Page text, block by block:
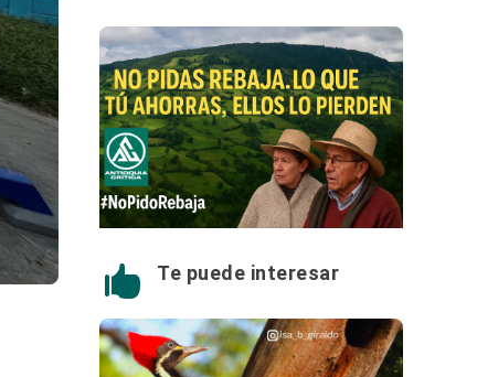
 Te puede interesar